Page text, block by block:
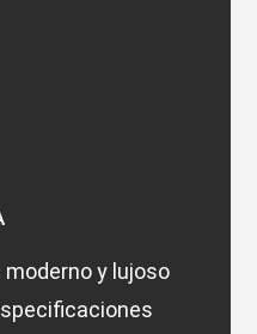
y lujoso